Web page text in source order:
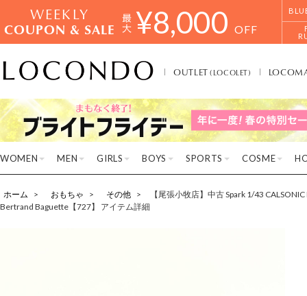
WEEKLY
COUPON & SALE ¥8,000 OFF
OUTLET(LOCOLET)
WOMEN MEN GIRLS BOYS SPORTS COSME
ホーム おもちゃ その他
【尾張小牧店】中古 Spark 1/43
Bertrand Baguette【727】 アイテム詳細